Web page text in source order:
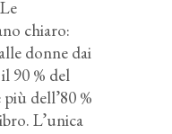
chiaro:
donne dai
90 % del
dell’80 %
L’unica